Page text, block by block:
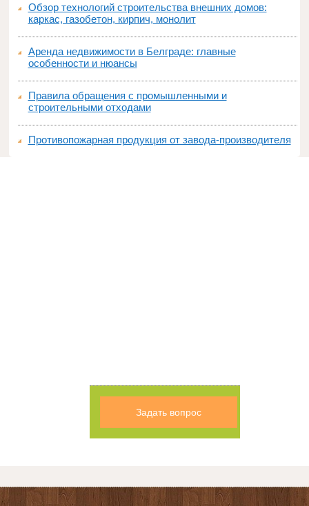
Обзор технологий строительства внешних домов:
каркас, газобетон, кирпич, монолит
Аренда недвижимости в Белграде: главные
особенности и нюансы
Правила обращения с промышленными и
строительными отходами
Противопожарная продукция от завода-производителя
Задать вопрос